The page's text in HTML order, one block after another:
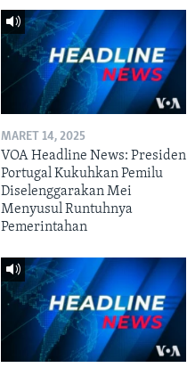
MARET 14, 2025
VOA Headline News: Presiden
Portugal Kukuhkan Pemilu
Diselenggarakan Mei
Menyusul Runtuhnya
Pemerintahan